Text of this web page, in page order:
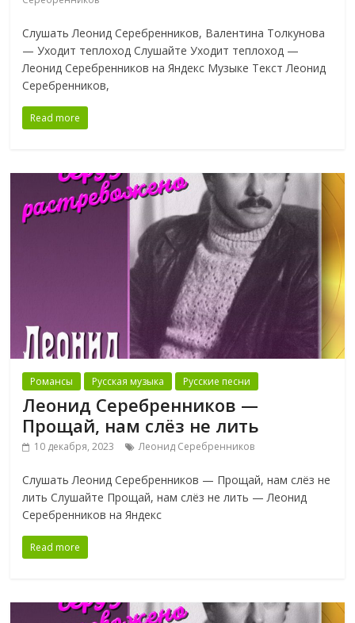
Слушать Леонид Серебренников, Валентина Толкунова
— Уходит теплоход Слушайте Уходит теплоход —
Леонид Серебренников на Яндекс Музыке Текст Леонид
Серебренников,
Read more
Романсы Русская музыка Русские песни
Леонид Серебренников —
Прощай, нам слёз не лить
10 декабря, 2023 Леонид Серебренников
Слушать Леонид Серебренников — Прощай, нам слёз не
лить Слушайте Прощай, нам слёз не лить — Леонид
Серебренников на Яндекс
Read more